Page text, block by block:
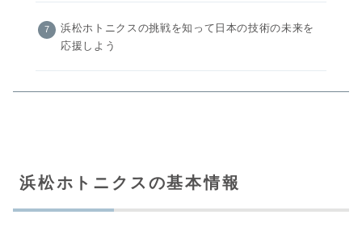
浜松ホトニクスの挑戦を知って日本の技術の未来を
応援しよう
浜松ホトニクスの基本情報